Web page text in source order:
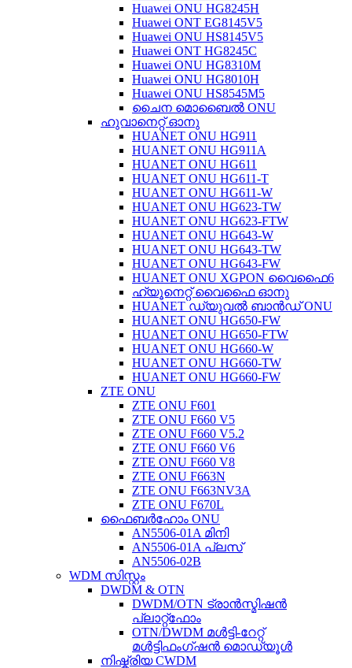
Huawei ONU HG8245H
Huawei ONT EG8145V5
Huawei ONU HS8145V5
Huawei ONT HG8245C
Huawei ONU HG8310M
Huawei ONU HG8010H
Huawei ONU HS8545M5
ചൈന മൊബൈൽ ONU
ഹുവാനെറ്റ് ഓനു
HUANET ONU HG911
HUANET ONU HG911A
HUANET ONU HG611
HUANET ONU HG611-T
HUANET ONU HG611-W
HUANET ONU HG623-TW
HUANET ONU HG623-FTW
HUANET ONU HG643-W
HUANET ONU HG643-TW
HUANET ONU HG643-FW
HUANET ONU XGPON വൈഫൈ6
ഹ്യൂനെറ്റ് വൈഫൈ ഓനു
HUANET ഡ്യുവൽ ബാൻഡ് ONU
HUANET ONU HG650-FW
HUANET ONU HG650-FTW
HUANET ONU HG660-W
HUANET ONU HG660-TW
HUANET ONU HG660-FW
ZTE ONU
ZTE ONU F601
ZTE ONU F660 V5
ZTE ONU F660 V5.2
ZTE ONU F660 V6
ZTE ONU F660 V8
ZTE ONU F663N
ZTE ONU F663NV3A
ZTE ONU F670L
ഫൈബർഹോം ONU
AN5506-01A മിനി
AN5506-01A പ്ലസ്
AN5506-02B
WDM സിസ്റ്റം
DWDM & OTN
DWDM/OTN ട്രാൻസ്മിഷൻ
പ്ലാറ്റ്ഫോം
OTN/DWDM മൾട്ടി-റേറ്റ്
മൾട്ടിഫംഗ്ഷൻ മൊഡ്യൂൾ
നിഷ്ക്രിയ CWDM